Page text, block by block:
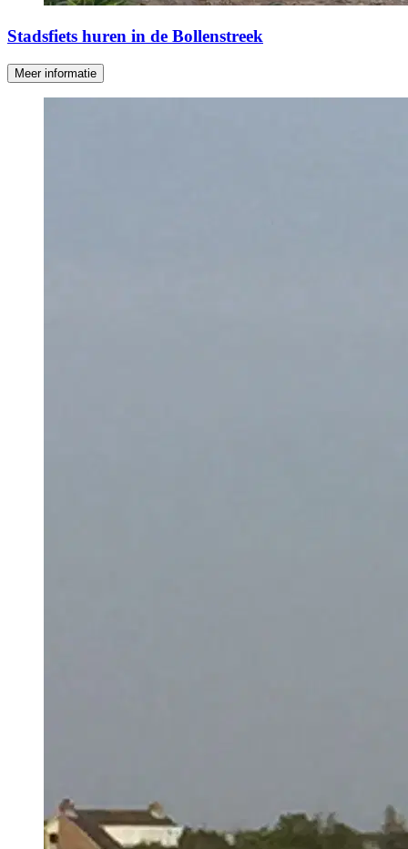
Stadsfiets huren in de Bollenstreek
Meer informatie